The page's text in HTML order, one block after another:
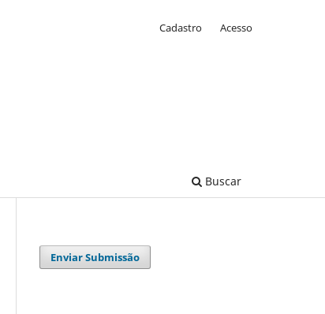
Buscar
Cadastro Acesso
Enviar Submissão